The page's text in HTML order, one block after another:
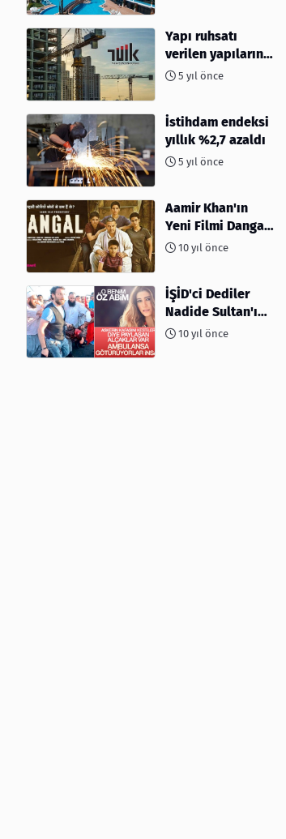
Yapı ruhsatı
verilen yapıların
yüzölçümü %40,8
5 yıl önce
İstihdam endeksi
yıllık %2,7 azaldı
5 yıl önce
Aamir Khan'ın
Yeni Filmi Dangal
Hakkında Herşey
10 yıl önce
İŞİD'ci Dediler
Nadide Sultan'ın
Öz Abisi Çıktı
10 yıl önce